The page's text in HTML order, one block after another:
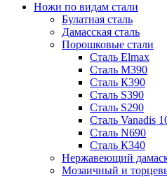
Ножи по видам стали
Булатная сталь
Дамасская сталь
Порошковые стали
Сталь Elmax
Сталь М390
Сталь К390
Сталь S390
Сталь S290
Сталь Vanadis
Сталь N690
Сталь К340
Нержавеющий
Мозаичный и